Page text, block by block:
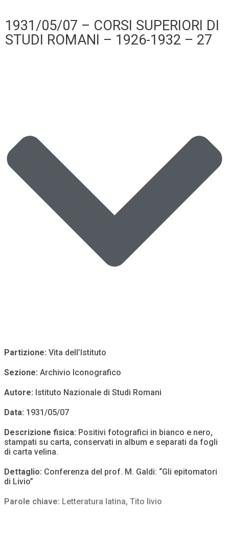
1931/05/07 – CORSI SUPERIORI DI
STUDI ROMANI – 1926-1932 – 27
Partizione: Vita dell’Istituto
Sezione: Archivio Iconografico
Autore: Istituto Nazionale di Studi Romani
Data: 1931/05/07
Descrizione fisica: Positivi fotografici in bianco e nero,
stampati su carta, conservati in album e separati da fogli
di carta velina.
Dettaglio: Conferenza del prof. M. Galdi: “Gli epitomatori
di Livio”
Parole chiave: Letteratura latina, Tito livio